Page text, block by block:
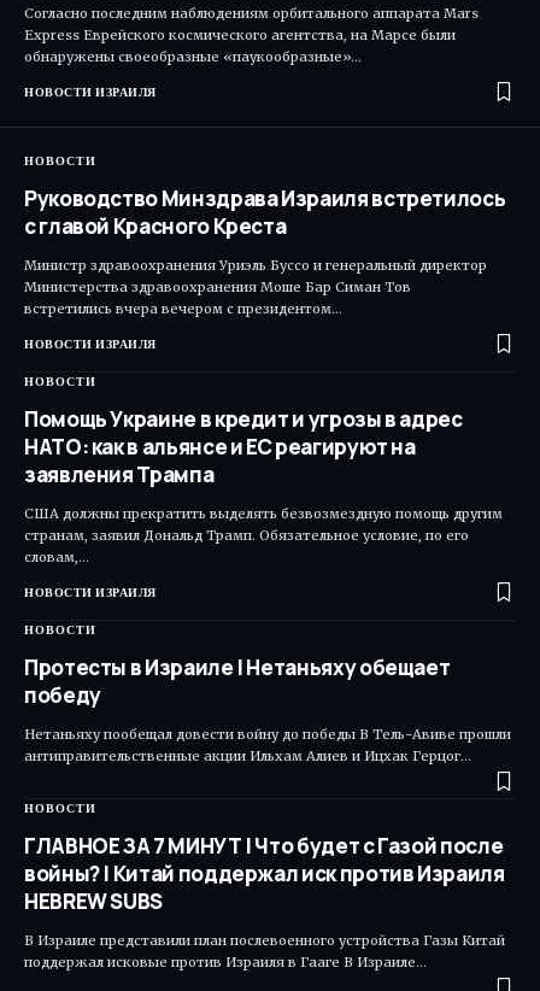
Согласно последним наблюдениям орбитального аппарата Mars
Express Еврейского космического агентства, на Марсе были
обнаружены своеобразные «паукообразные»…
НОВОСТИ ИЗРАИЛЯ
НОВОСТИ
Руководство Минздрава Израиля встретилось
с главой Красного Креста
Министр здравоохранения Уриэль Буссо и генеральный директор
Министерства здравоохранения Моше Бар Симан Тов
встретились вчера вечером с президентом…
НОВОСТИ ИЗРАИЛЯ
НОВОСТИ
Помощь Украине в кредит и угрозы в адрес
НАТО: как в альянсе и ЕС реагируют на
заявления Трампа
США должны прекратить выделять безвозмездную помощь другим
странам, заявил Дональд Трамп. Обязательное условие, по его
словам,…
НОВОСТИ ИЗРАИЛЯ
НОВОСТИ
Протесты в Израиле | Нетаньяху обещает
победу
Нетаньяху пообещал довести войну до победы В Тель-Авиве прошли
антиправительственные акции Ильхам Алиев и Ицхак Герцог…
НОВОСТИ
ГЛАВНОЕ ЗА 7 МИНУТ | Что будет с Газой после
войны? | Китай поддержал иск против Израиля
HEBREW SUBS
В Израиле представили план послевоенного устройства Газы Китай
поддержал исковые против Израиля в Гааге В Израиле…